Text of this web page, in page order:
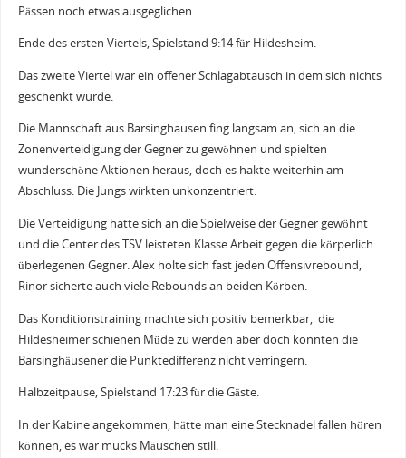
Pässen noch etwas ausgeglichen.
Ende des ersten Viertels, Spielstand 9:14 für Hildesheim.
Das zweite Viertel war ein offener Schlagabtausch in dem sich nichts
geschenkt wurde.
Die Mannschaft aus Barsinghausen fing langsam an, sich an die
Zonenverteidigung der Gegner zu gewöhnen und spielten
wunderschöne Aktionen heraus, doch es hakte weiterhin am
Abschluss. Die Jungs wirkten unkonzentriert.
Die Verteidigung hatte sich an die Spielweise der Gegner gewöhnt
und die Center des TSV leisteten Klasse Arbeit gegen die körperlich
überlegenen Gegner. Alex holte sich fast jeden Offensivrebound,
Rinor sicherte auch viele Rebounds an beiden Körben.
Das Konditionstraining machte sich positiv bemerkbar, die
Hildesheimer schienen Müde zu werden aber doch konnten die
Barsinghäusener die Punktedifferenz nicht verringern.
Halbzeitpause, Spielstand 17:23 für die Gäste.
In der Kabine angekommen, hätte man eine Stecknadel fallen hören
können, es war mucks Mäuschen still.